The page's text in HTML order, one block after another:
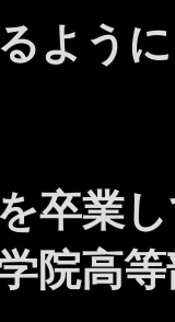
よう
卒業
院高